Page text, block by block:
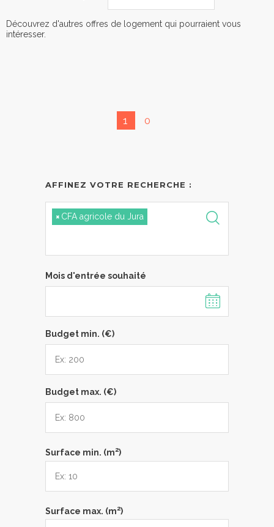
Découvrez d'autres offres de logement qui pourraient vous
intéresser.
1 0
AFFINEZ VOTRE RECHERCHE :
× CFA agricole du Jura
Mois d'entrée souhaité
Budget min. (€)
Budget max. (€)
Surface min. (m2)
Surface max. (m2)